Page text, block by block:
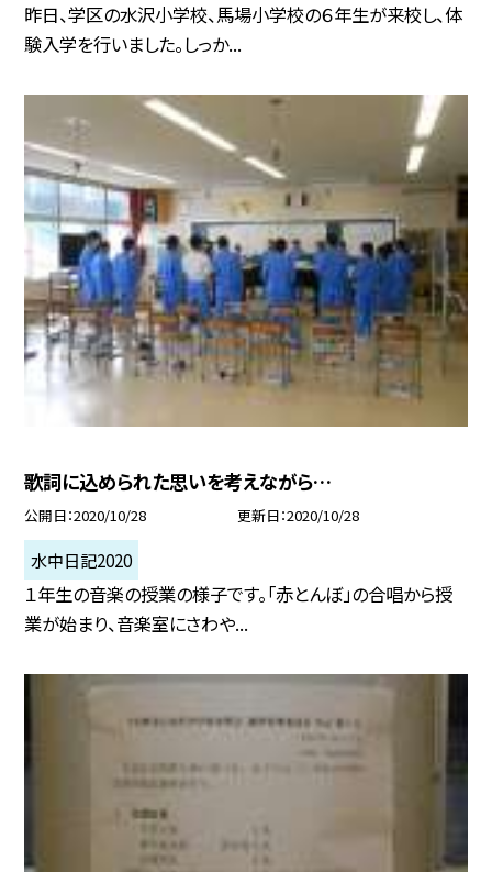
昨日、学区の水沢小学校、馬場小学校の６年生が来校し、体
験入学を行いました。しっか...
歌詞に込められた思いを考えながら…
公開日 2020/10/28 更新日 2020/10/28
水中日記2020
１年生の音楽の授業の様子です。「赤とんぼ」の合唱から授
業が始まり、音楽室にさわや...